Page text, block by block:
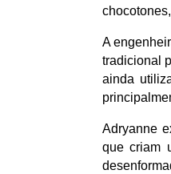
A
tradicional
ainda
Adryanne
que criam